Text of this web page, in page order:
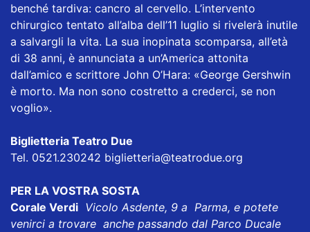
benché tardiva: cancro al cervello. L’intervento
chirurgico tentato all’alba dell’11 luglio si rivelerà inutile
a salvargli la vita. La sua inopinata scomparsa, all’età
di 38 anni, è annunciata a un’America attonita
dall’amico e scrittore John O’Hara: «George Gershwin
è morto. Ma non sono costretto a crederci, se non
voglio».
Biglietteria Teatro Due
Tel. 0521.230242 biglietteria@teatrodue.org
PER LA VOSTRA SOSTA
Corale Verdi Vicolo Asdente, 9 a Parma, e potete
venirci a trovare anche passando dal Parco Ducale